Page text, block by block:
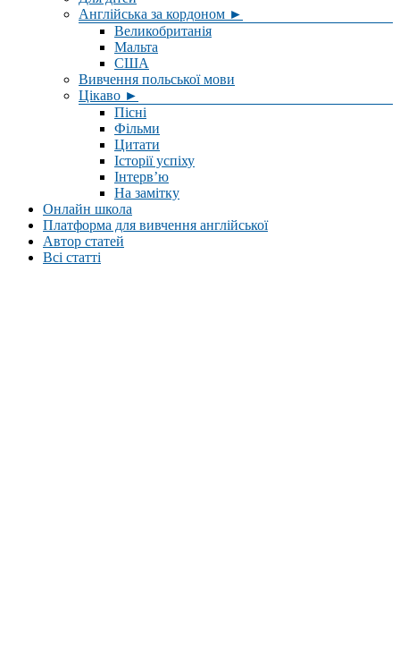
Англійська за кордоном ►
Великобританія
Мальта
США
Вивчення польської мови
Цікаво ►
Пісні
Фільми
Цитати
Історії успіху
Інтерв’ю
На замітку
Онлайн школа
Платформа для вивчення англійської
Автор статей
Всі статті